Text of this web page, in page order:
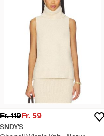
Fr. 119Fr. 59
SNDY'S